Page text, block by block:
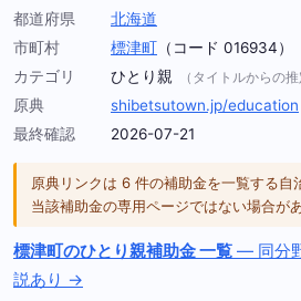
都道府県
北海道
市町村
標津町 （コード 016934）
カテゴリ
ひとり親 （タイトルからの推
原典
shibetsutown.jp/education
最終確認
2026-07-21
原典リンクは 6 件の補助金を一覧する自
当該補助金の専用ページではない場合があ
標津町のひとり親補助金 一覧 — 同分
説あり →